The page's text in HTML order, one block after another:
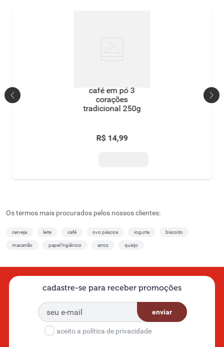
café em pó 3
corações
tradicional 250g
R$ 14,99
Os termos mais procurados pelos nossos clientes:
cerveja leite café ovo páscoa iogurte biscoito
macarrão papel higiênico arroz queijo
cadastre-se para receber promoções
enviar
aceito a política de privacidade